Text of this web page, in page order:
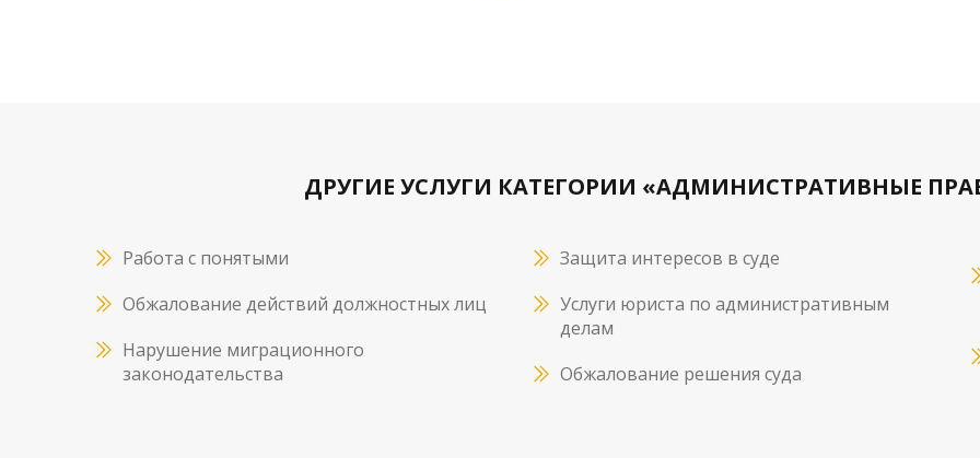
ДРУГИЕ УСЛУГИ КАТЕГОРИИ «АДМИНИСТРАТИВНЫЕ
Работа с понятыми
Обжалование действий должностных лиц
Нарушение миграционного
законодательства
Защита интересов в суде
Услуги юриста по административным
делам
Обжалование решения суда